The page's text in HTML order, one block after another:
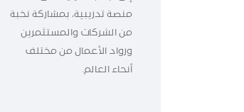
منصة تدريبية، بمشاركة نخبة
من الشركات والمستثمرين
ورواد الأعمال من مختلف
أنحاء العالم.